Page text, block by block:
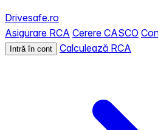
Drivesafe.ro
Asigurare RCA Cerere CASCO
Intră în cont Calculează RCA